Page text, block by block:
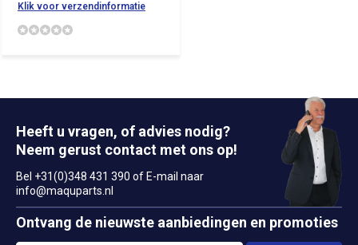
Klik voor verzendinformatie
Heeft u vragen, of advies nodig?
Neem gerust contact met ons op!
Bel +31(0)348 431 390 of E-mail naar
info@maquparts.nl
Ontvang de nieuwste aanbiedingen en promoties